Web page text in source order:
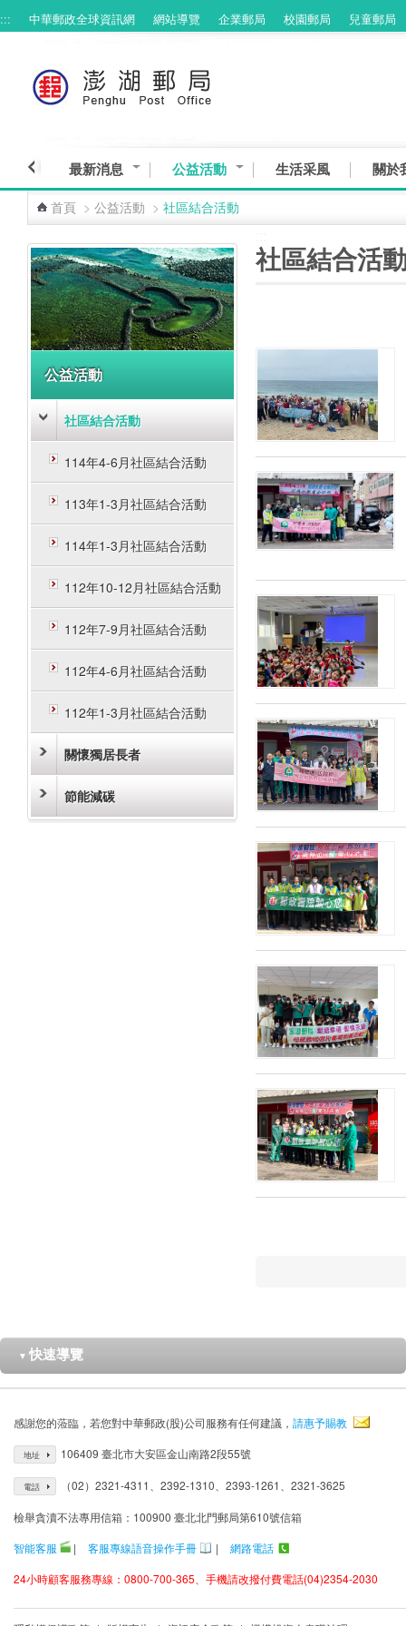
跳到主要內容區塊
::: 中華郵政全球資訊網 網站導覽 企業郵局 校園郵局 兒童郵局
最新消息 公益活動 生活采風 關於
首頁 > 公益活動 > 社區結合活動
公益活動
社區結合活動
114年4-6月社區結合活動
113年1-3月社區結合活動
114年1-3月社區結合活動
112年10-12月社區結合活動
112年7-9月社區結合活動
112年4-6月社區結合活動
112年1-3月社區結合活動
關懷獨居長者
節能減碳
社區結合活
▼ 快速導覽
感謝您的蒞臨，若您對中華郵政(股)公司服務有任何建議， 請惠予賜教
地址 106409 臺北市大安區金山南路2段55號
電話 （02）2321-4311、2392-1310、2393-1261、2321-3625
檢舉貪瀆不法專用信箱：100900 臺北北門郵局第610號信箱
智能客服
| 客服專線語音操作手冊 |
網路電話
24小時顧客服務專線：0800-700-365、手機請改撥付費電話(04)2354-2030